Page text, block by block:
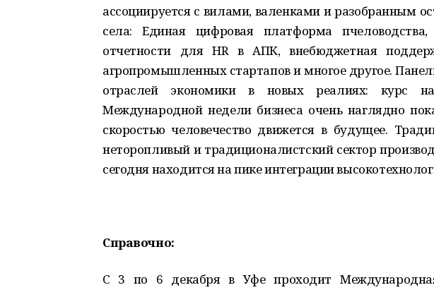
ассоциируется с вилами, валенками и разобранным
села: Единая цифровая платформа пчеловодства,
отчетности для HR в АПК, внебюджетная
агропромышленных стартапов и многое другое.
отраслей экономики в новых реалиях: курс на
Международной недели бизнеса очень наглядно
скоростью человечество движется в будущее.
неторопливый и традиционалистский сектор
сегодня находится на пике интеграции
Справочно:
С 3 по 6 декабря в Уфе проходит